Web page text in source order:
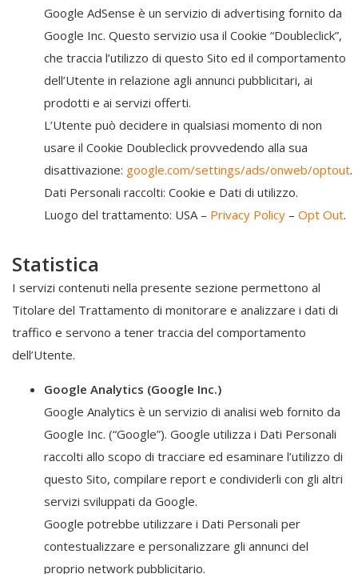
Google AdSense è un servizio di advertising fornito da
Google Inc. Questo servizio usa il Cookie “Doubleclick”,
che traccia l’utilizzo di questo Sito ed il comportamento
dell’Utente in relazione agli annunci pubblicitari, ai
prodotti e ai servizi offerti.
L’Utente può decidere in qualsiasi momento di non
usare il Cookie Doubleclick provvedendo alla sua
disattivazione: google.com/settings/ads/onweb/optout.
Dati Personali raccolti: Cookie e Dati di utilizzo.
Luogo del trattamento: USA – Privacy Policy – Opt Out.
Statistica
I servizi contenuti nella presente sezione permettono al
Titolare del Trattamento di monitorare e analizzare i dati di
traffico e servono a tener traccia del comportamento
dell’Utente.
Google Analytics (Google Inc.)
Google Analytics è un servizio di analisi web fornito da
Google Inc. (“Google”). Google utilizza i Dati Personali
raccolti allo scopo di tracciare ed esaminare l’utilizzo di
questo Sito, compilare report e condividerli con gli altri
servizi sviluppati da Google.
Google potrebbe utilizzare i Dati Personali per
contestualizzare e personalizzare gli annunci del
proprio network pubblicitario.